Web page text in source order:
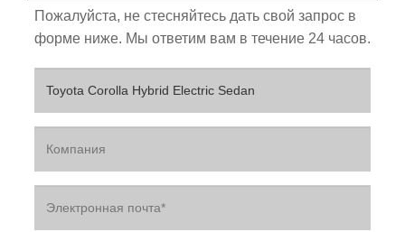
Пожалуйста, не стесняйтесь дать свой запрос в
форме ниже. Мы ответим вам в течение 24 часов.